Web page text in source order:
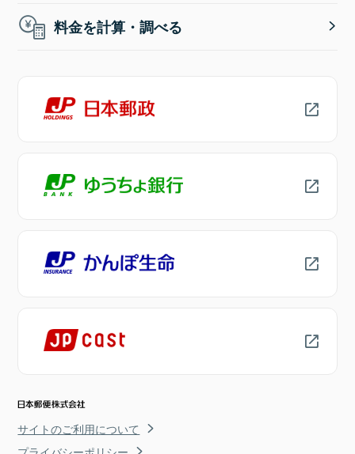
料金を計算・調べる
サイトのご利用について